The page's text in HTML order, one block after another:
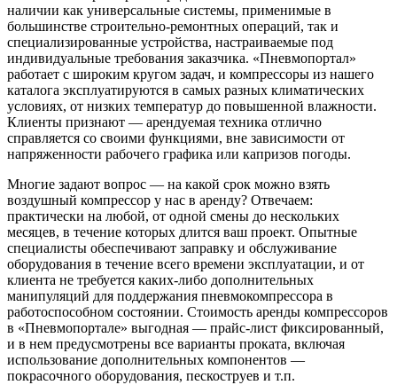
наличии как универсальные системы, применимые в
большинстве строительно-ремонтных операций, так и
специализированные устройства, настраиваемые под
индивидуальные требования заказчика. «Пневмопортал»
работает с широким кругом задач, и компрессоры из нашего
каталога эксплуатируются в самых разных климатических
условиях, от низких температур до повышенной влажности.
Клиенты признают — арендуемая техника отлично
справляется со своими функциями, вне зависимости от
напряженности рабочего графика или капризов погоды.
Многие задают вопрос — на какой срок можно взять
воздушный компрессор у нас в аренду? Отвечаем:
практически на любой, от одной смены до нескольких
месяцев, в течение которых длится ваш проект. Опытные
специалисты обеспечивают заправку и обслуживание
оборудования в течение всего времени эксплуатации, и от
клиента не требуется каких-либо дополнительных
манипуляций для поддержания пневмокомпрессора в
работоспособном состоянии. Стоимость аренды компрессоров
в «Пневмопортале» выгодная — прайс-лист фиксированный,
и в нем предусмотрены все варианты проката, включая
использование дополнительных компонентов —
покрасочного оборудования, пескоструев и т.п.